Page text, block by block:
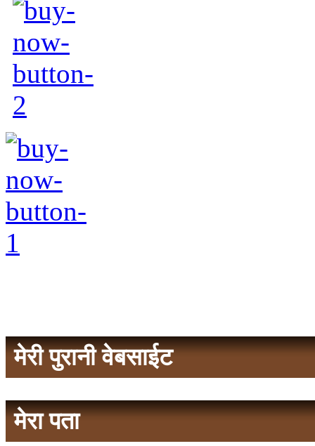
मेरी पुरानी वेबसाईट
मेरा पता